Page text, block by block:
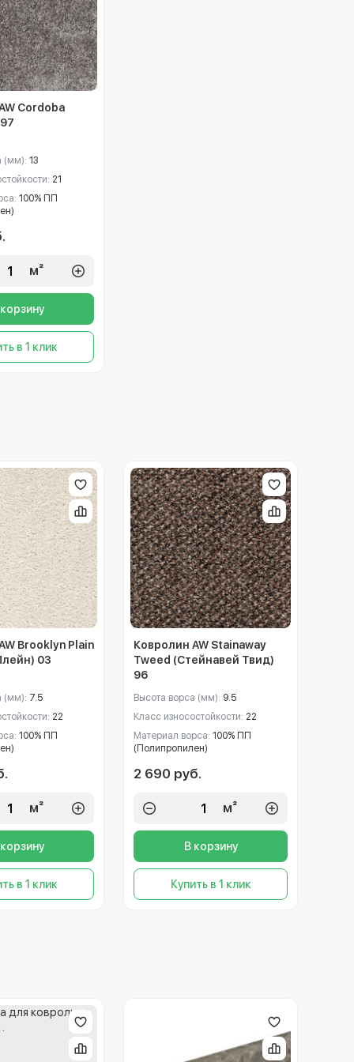
Cordoba
(мм): 13
21
100% ПП
м²
в 1 клик
Brooklyn Plain
03
(мм): 7.5
22
100% ПП
м²
в 1 клик
Ковролин AW Stainaway
Tweed (Стейнавей Твид)
96
Высота ворса (мм): 9.5
Класс износостойкости: 22
Материал ворса: 100% ПП
(Полипропилен)
2 690 руб.
м²
В корзину
Купить в 1 клик